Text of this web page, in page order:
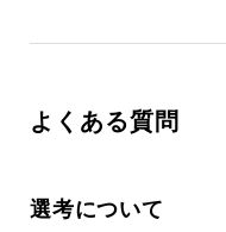
よくある質問
選考について